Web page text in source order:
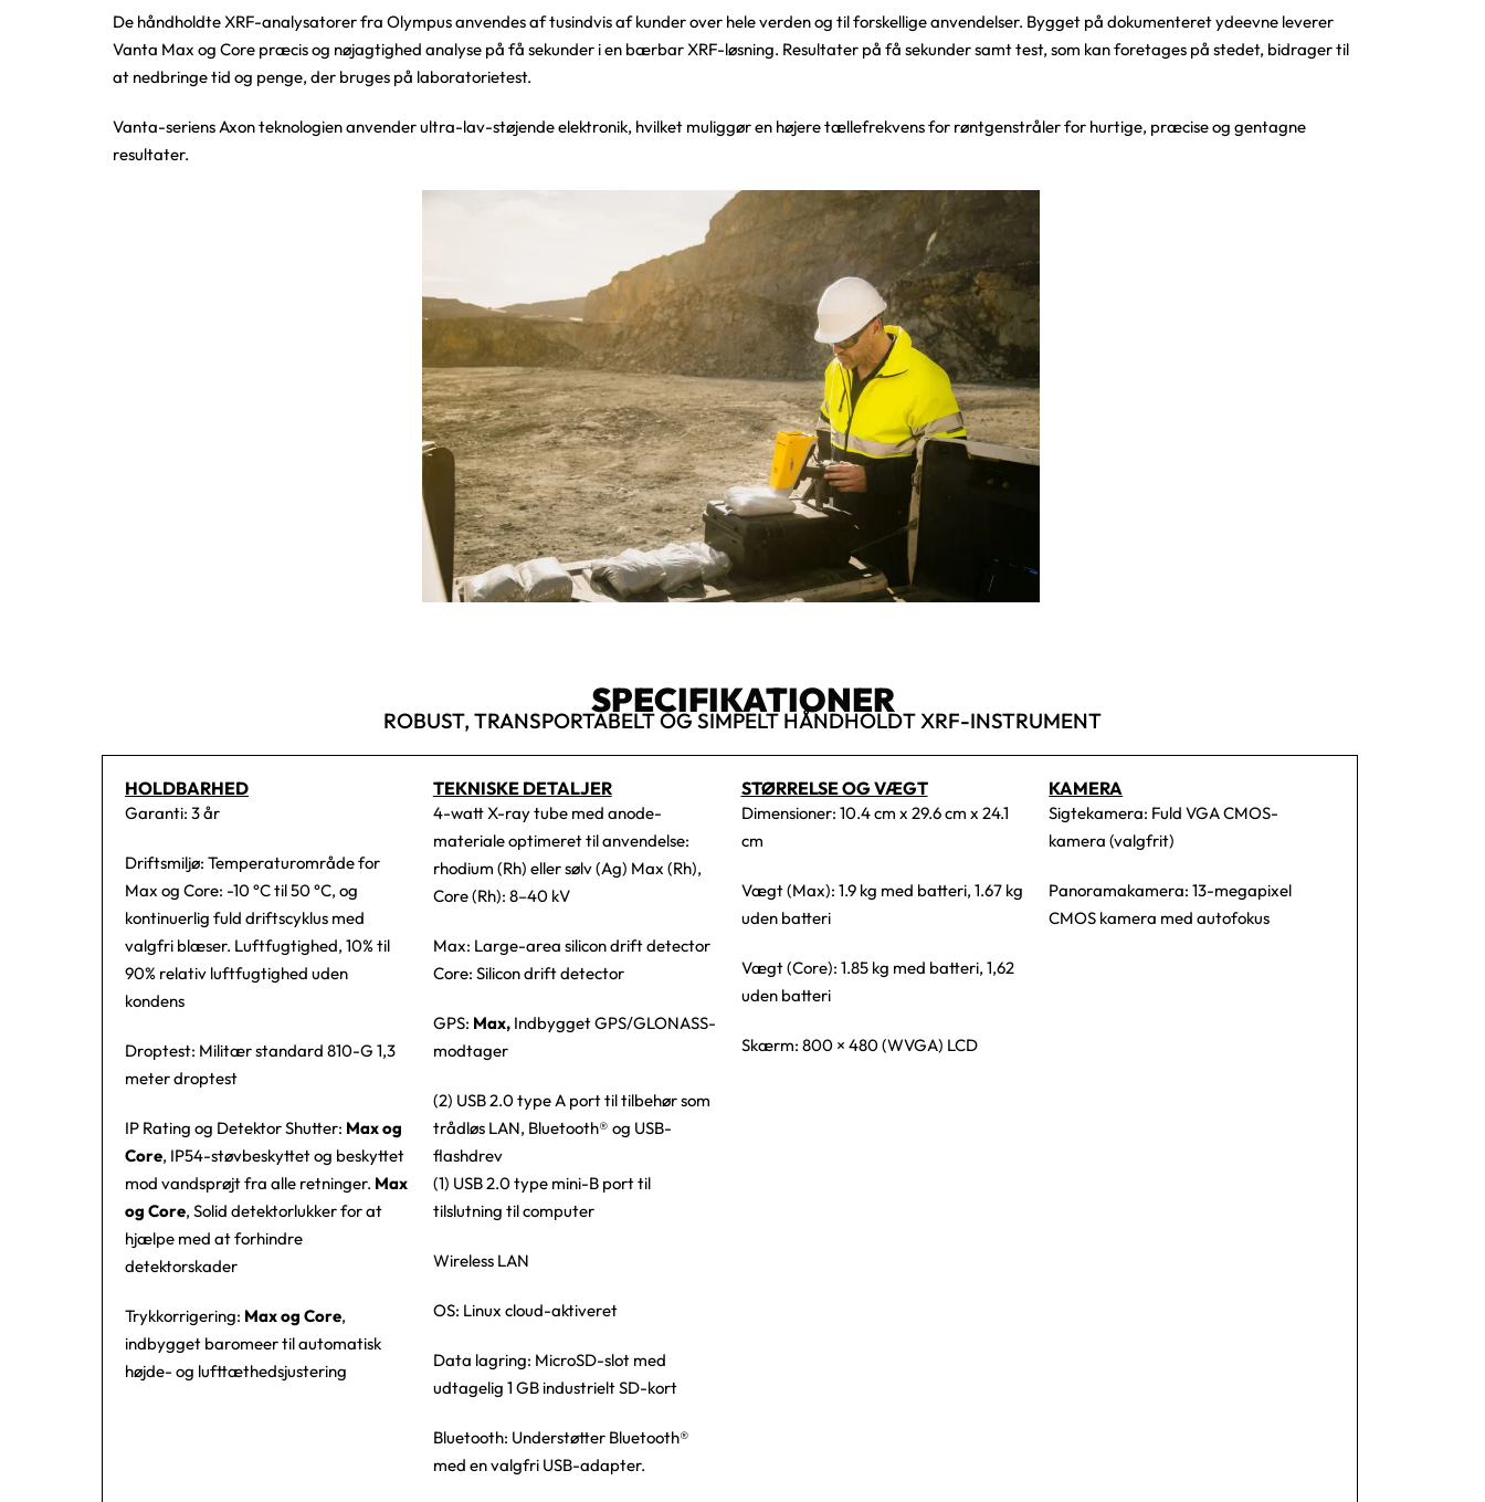
De håndholdte XRF-analysatorer fra Olympus anvendes af tusindvis af kunder over hele verden og til forskellige anvendelser. Bygget på dokumenteret ydeevne leverer
Vanta Max og Core præcis og nøjagtighed analyse på få sekunder i en bærbar XRF-løsning. Resultater på få sekunder samt test, som kan foretages på stedet, bidrager til
at nedbringe tid og penge, der bruges på laboratorietest.
Vanta-seriens Axon teknologien anvender ultra-lav-støjende elektronik, hvilket muliggør en højere tællefrekvens for røntgenstråler for hurtige, præcise og gentagne
resultater.
SPECIFIKATIONER
ROBUST, TRANSPORTABELT OG SIMPELT HÅNDHOLDT XRF-INSTRUMENT
HOLDBARHED
Garanti: 3 år
Driftsmiljø: Temperaturområde for
Max og Core: -10 °C til 50 °C, og
kontinuerlig fuld driftscyklus med
valgfri blæser. Luftfugtighed, 10% til
90% relativ luftfugtighed uden
kondens
Droptest: Militær standard 810-G 1,3
meter droptest
IP Rating og Detektor Shutter: Max og
Core, IP54-støvbeskyttet og beskyttet
mod vandsprøjt fra alle retninger. Max
og Core, Solid detektorlukker for at
hjælpe med at forhindre
detektorskader
Trykkorrigering: Max og Core,
indbygget baromeer til automatisk
højde- og lufttæthedsjustering
TEKNISKE DETALJER
4-watt X-ray tube med anode-
materiale optimeret til anvendelse:
rhodium (Rh) eller sølv (Ag) Max (Rh),
Core (Rh): 8–40 kV
Max: Large-area silicon drift detector
Core: Silicon drift detector
GPS: Max,Indbygget GPS/GLONASS-
modtager
(2) USB 2.0 type A port til tilbehør som
trådløs LAN, Bluetooth® og USB-
flashdrev
(1) USB 2.0 type mini-B port til
tilslutning til computer
Wireless LAN
OS: Linux cloud-aktiveret
Data lagring: MicroSD-slot med
udtagelig 1 GB industrielt SD-kort
Bluetooth: Understøtter Bluetooth®
med en valgfri USB-adapter.
STØRRELSE OG VÆGT
Dimensioner: 10.4 cm x 29.6 cm x 24.1
cm
Vægt (Max): 1.9 kg med batteri, 1.67 kg
uden batteri
Vægt (Core): 1.85 kg med batteri, 1,62
uden batteri
Skærm: 800 × 480 (WVGA) LCD
KAMERA
Sigtekamera: Fuld VGA CMOS-
kamera (valgfrit)
Panoramakamera: 13-megapixel
CMOS kamera med autofokus